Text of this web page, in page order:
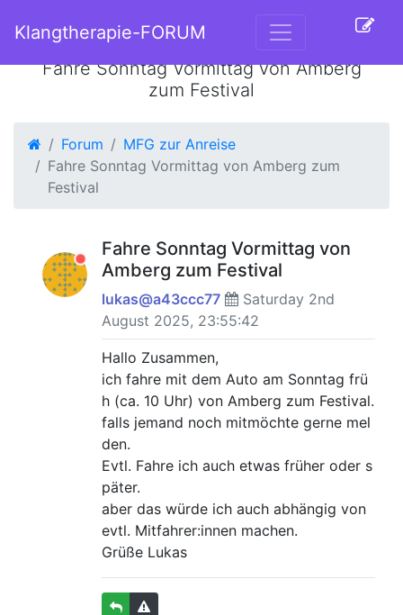
Klangtherapie-FORUM
Fahre Sonntag Vormittag von Amberg
zum Festival
Forum
MFG zur Anreise
Fahre Sonntag Vormittag von Amberg zum
Festival
Fahre Sonntag Vormittag von
Amberg zum Festival
lukas@a43ccc77
Saturday 2nd
August 2025, 23:55:42
Hallo Zusammen,
ich fahre mit dem Auto am Sonntag frü
h (ca. 10 Uhr) von Amberg zum Festival.
falls jemand noch mitmöchte gerne mel
den.
Evtl. Fahre ich auch etwas früher oder s
päter.
aber das würde ich auch abhängig von
evtl. Mitfahrer:innen machen.
Grüße Lukas